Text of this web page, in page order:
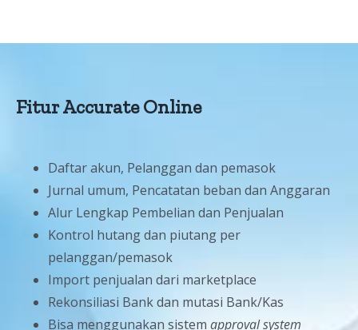
Fitur Accurate Online
Daftar akun, Pelanggan dan pemasok
Jurnal umum, Pencatatan beban dan Anggaran
Alur Lengkap Pembelian dan Penjualan
Kontrol hutang dan piutang per
pelanggan/pemasok
Import penjualan dari marketplace
Rekonsiliasi Bank dan mutasi Bank/Kas
Bisa menggunakan sistem approval system